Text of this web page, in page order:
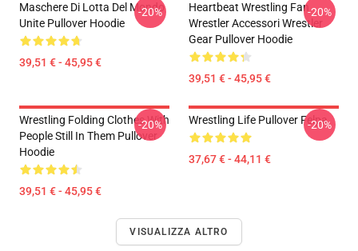
Maschere Di Lotta Del Mondo
Unite Pullover Hoodie
39,51 € - 45,95 €
-20%
Heartbeat Wrestling Fan
Wrestler Accessori Wrestler
Gear Pullover Hoodie
39,51 € - 45,95 €
-20%
Wrestling Folding Clothes With
People Still In Them Pullover
Hoodie
39,51 € - 45,95 €
-20% Wrestling Life Pullover Felpa
37,67 € - 44,11 €
-20%
VISUALIZZA ALTRO